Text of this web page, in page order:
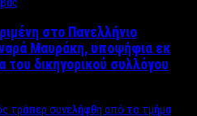
στο Πανελλήνιο
Μαυράκη, υποψήφια εκ
του δικηγορικού συλλόγου